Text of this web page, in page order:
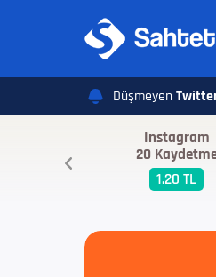
Düşmeyen
Instagram
20
1.20 TL